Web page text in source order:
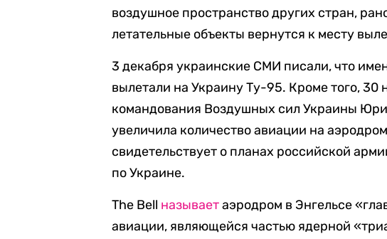
воздушное пространство других стран,
летательные объекты вернутся к месту
3 декабря украинские СМИ писали, что
вылетали на Украину Ту-95. Кроме того, 30
командования Воздушных сил Украины
увеличила количество авиации на
свидетельствует о планах российской
по Украине.
The Bell называетаэродром в Энгельсе
авиации, являющейся частью ядерной